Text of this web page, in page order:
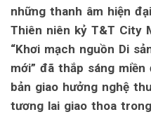
những thanh âm hiện
Thiên niên kỷ T&T City
“Khơi mạch nguồn Di
mới” đã thắp sáng
bản giao hưởng nghệ
tương lai giao thoa